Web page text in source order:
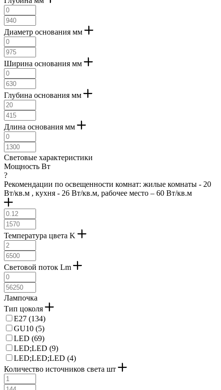
Диаметр основания мм
Ширина основания мм
Глубина основания мм
Длина основания мм
Световые характеристики
Мощность Вт
?
Рекомендации по освещенности комнат: жилые комнаты - 20
Вт/кв.м , кухня - 26 Вт/кв.м, рабочее место – 60 Вт/кв.м
Температура цвета K
Световой поток Lm
Лампочка
Тип цоколя
E27 (134)
GU10 (5)
LED (69)
LED;LED (9)
LED;LED;LED (4)
Количество источников света шт